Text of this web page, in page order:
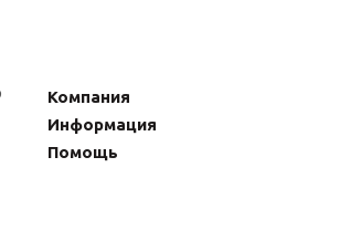
Компания
Информация
Помощь